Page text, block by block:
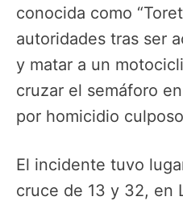
conocida como
autoridades tras ser
y matar a un
cruzar el semáforo
por homicidio
El incidente tuvo
cruce de 13 y 32, en